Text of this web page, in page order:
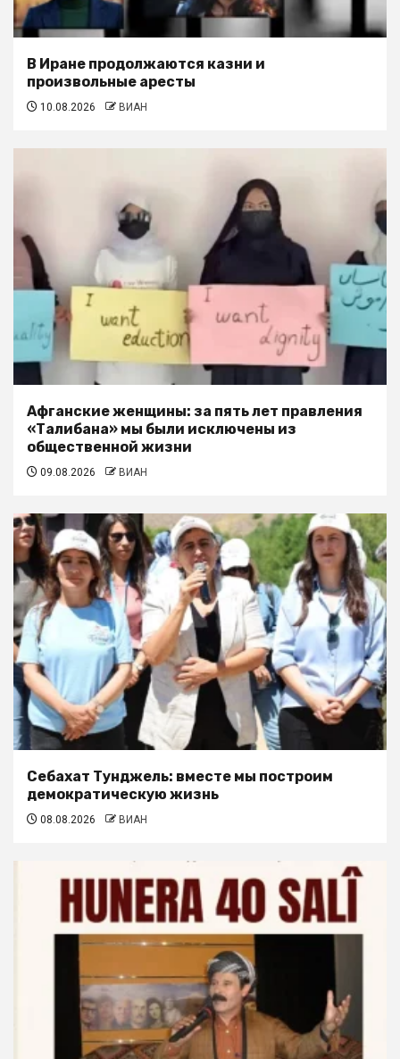
В Иране продолжаются казни и
произвольные аресты
10.08.2026 ВИАН
Афганские женщины: за пять лет правления
«Талибана» мы были исключены из
общественной жизни
09.08.2026 ВИАН
Себахат Тунджель: вместе мы построим
демократическую жизнь
08.08.2026 ВИАН